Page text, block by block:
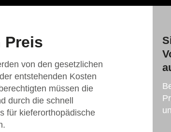
Preis
von den gesetzlichen
entstehenden Kosten
müssen die
durch die schnell
für kieferorthopädische